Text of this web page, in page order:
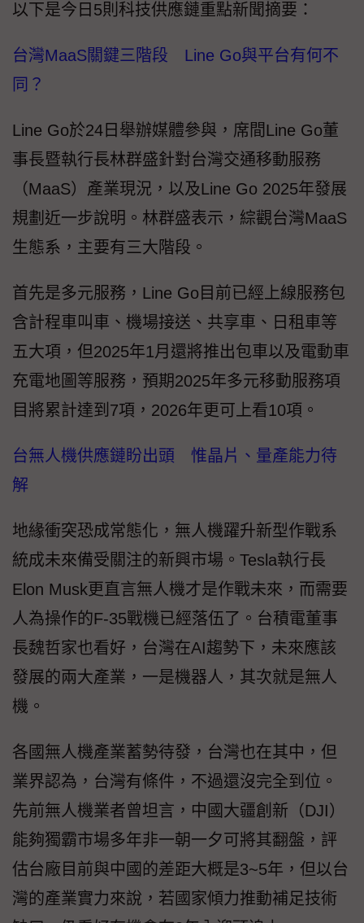
以下是今日5則科技供應鏈重點新聞摘要：
台灣MaaS關鍵三階段 Line Go與平台有何不
同？
Line Go於24日舉辦媒體參與，席間Line Go董
事長暨執行長林群盛針對台灣交通移動服務
（MaaS）產業現況，以及Line Go 2025年發展
規劃近一步說明。林群盛表示，綜觀台灣MaaS
生態系，主要有三大階段。
首先是多元服務，Line Go目前已經上線服務包
含計程車叫車、機場接送、共享車、日租車等
五大項，但2025年1月還將推出包車以及電動車
充電地圖等服務，預期2025年多元移動服務項
目將累計達到7項，2026年更可上看10項。
台無人機供應鏈盼出頭 惟晶片、量產能力待
解
地緣衝突恐成常態化，無人機躍升新型作戰系
統成未來備受關注的新興市場。Tesla執行長
Elon Musk更直言無人機才是作戰未來，而需要
人為操作的F-35戰機已經落伍了。台積電董事
長魏哲家也看好，台灣在AI趨勢下，未來應該
發展的兩大產業，一是機器人，其次就是無人
機。
各國無人機產業蓄勢待發，台灣也在其中，但
業界認為，台灣有條件，不過還沒完全到位。
先前無人機業者曾坦言，中國大疆創新（DJI）
能夠獨霸市場多年非一朝一夕可將其翻盤，評
估台廠目前與中國的差距大概是3~5年，但以台
灣的產業實力來說，若國家傾力推動補足技術